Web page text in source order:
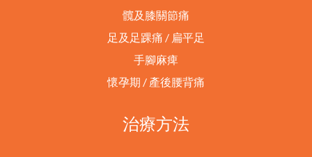
髖及膝關節痛
足及足踝痛 / 扁平足
手腳麻痺
懷孕期 / 產後腰背痛
治療方法